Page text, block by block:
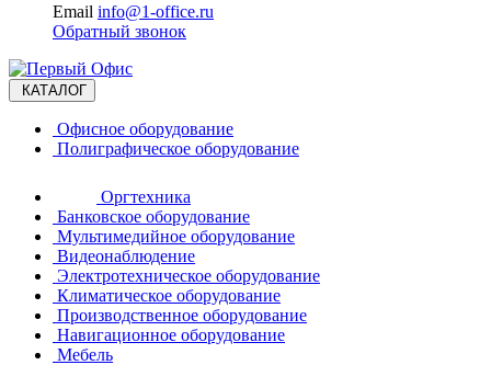
Email info@1-office.ru
Обратный звонок
КАТАЛОГ
Офисное оборудование
Полиграфическое оборудование
Оргтехника
Банковское оборудование
Мультимедийное оборудование
Видеонаблюдение
Электротехническое оборудование
Климатическое оборудование
Производственное оборудование
Навигационное оборудование
Мебель